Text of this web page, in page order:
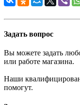
Задать вопрос
Вы можете задать
или работе магазина.
Наши
помогут.